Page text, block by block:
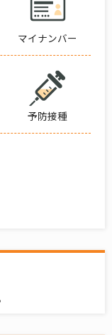
マイナンバー
予防接種